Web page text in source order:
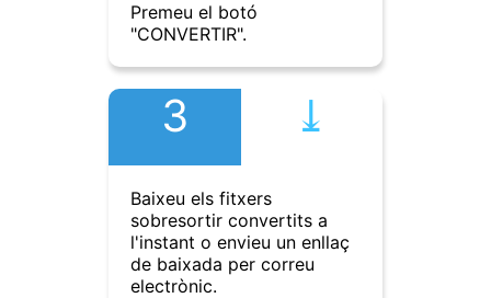
Premeu el botó
"CONVERTIR".
3 ⤓︎
Baixeu els fitxers
sobresortir convertits a
l'instant o envieu un enllaç
de baixada per correu
electrònic.